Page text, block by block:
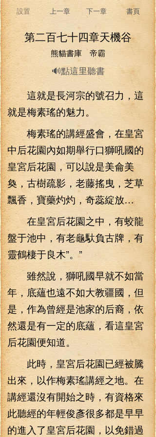
設置 上一章 下一章 書頁
第二百七十四章天機谷
熊貓書庫 帝霸
🔊點這里聽書
這就是長河宗的號召力，這
就是梅素瑤的魅力。
梅素瑤的講經盛會，在皇宮
中后花園內如期舉行口獅吼國的
皇宮后花園，可以說是美侖美
奐，古樹疏影，老藤搖曳，芝草
飄香，寶藥灼灼，奇蕊綻放…
在皇宮后花園之中，有蛟龍
盤于池中，有老龜馱負古牌，有
靈鶴棲于良木”。”
雖然說，獅吼國早就不如當
年，底蘊也遠不如大教疆國，但
是，作為曾經是池家的后裔，依
然還是有一定的底蘊，看這皇宮
后花園便知道。
此時，皇宮后花園已經被騰
出來，以作梅素瑤講經之地。在
講經還沒有開始之時，有資格來
此聽經的年輕俊彥很多都是早早
的進入了皇宮后花園，以免錯過